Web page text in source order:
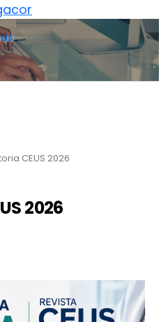
CEUS 2026
2026